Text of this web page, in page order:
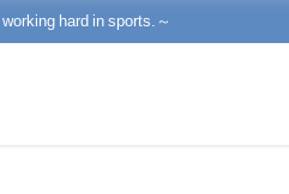
hard in sports.～